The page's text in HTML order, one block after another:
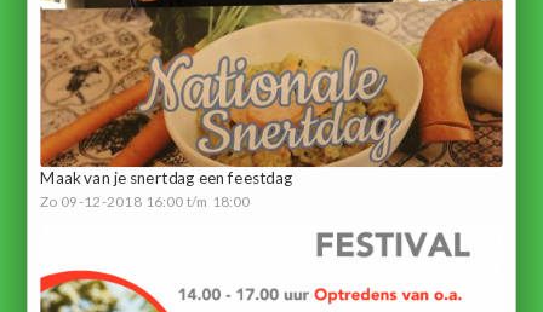
Maak van je snertdag een feestdag
Zo 09-12-2018 16:00 t/m 18:00